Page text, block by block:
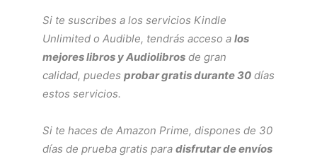
Si te suscribes a los servicios Kindle
Unlimited o Audible, tendrás acceso a los
mejores libros y Audiolibros de gran
calidad, puedes probar gratis durante 30 días
estos servicios.
Si te haces de Amazon Prime, dispones de 30
días de prueba gratis para disfrutar de envíos